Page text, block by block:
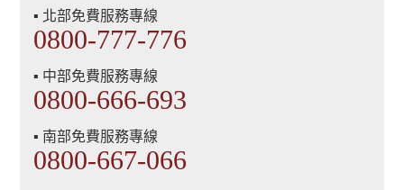
▪ 北部免費服務專線
0800-777-776
▪ 中部免費服務專線
0800-666-693
▪ 南部免費服務專線
0800-667-066